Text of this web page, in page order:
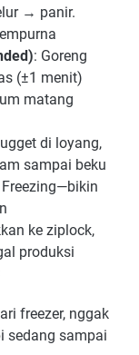
→ panir.
: Goreng
(±1 menit)
matang
di loyang,
sampai beku
ke ziplock,
produksi
freezer, nggak
sedang sampai